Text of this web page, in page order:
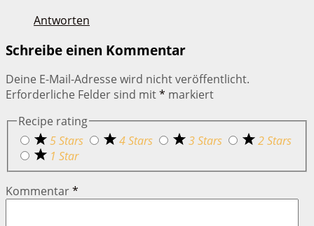
Antworten
Schreibe einen Kommentar
Deine E-Mail-Adresse wird nicht veröffentlicht.
Erforderliche Felder sind mit* markiert
Recipe rating
5 Stars
4 Stars 3 Stars
2 Stars
1 Star
Kommentar*